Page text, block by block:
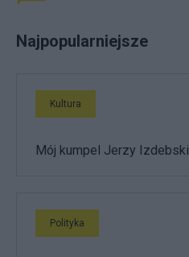
Najpopularniejsze
Kultura
Mój kumpel Jerzy Izdebski
Polityka